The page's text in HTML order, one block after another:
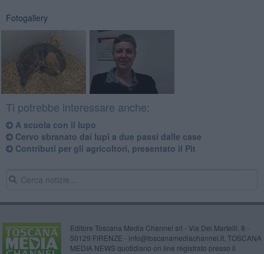
Fotogallery
Ti potrebbe interessare anche:
A scuola con il lupo
Cervo sbranato dai lupi a due passi dalle case
Contributi per gli agricoltori, presentato il Pit
Editore Toscana Media Channel srl - Via Dei Martelli, 8 -
50129 FIRENZE - info@toscanamediachannel.it. TOSCANA
MEDIA NEWS quotidiano on line registrato presso il